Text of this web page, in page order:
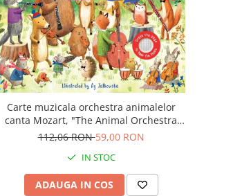
Carte muzicala orchestra animalelor
canta Mozart, "The Animal Orchestra
Plays Mozart", cartonata, Usborne
112,06 RON59,00 RON
IN STOC
ADAUGA IN COS